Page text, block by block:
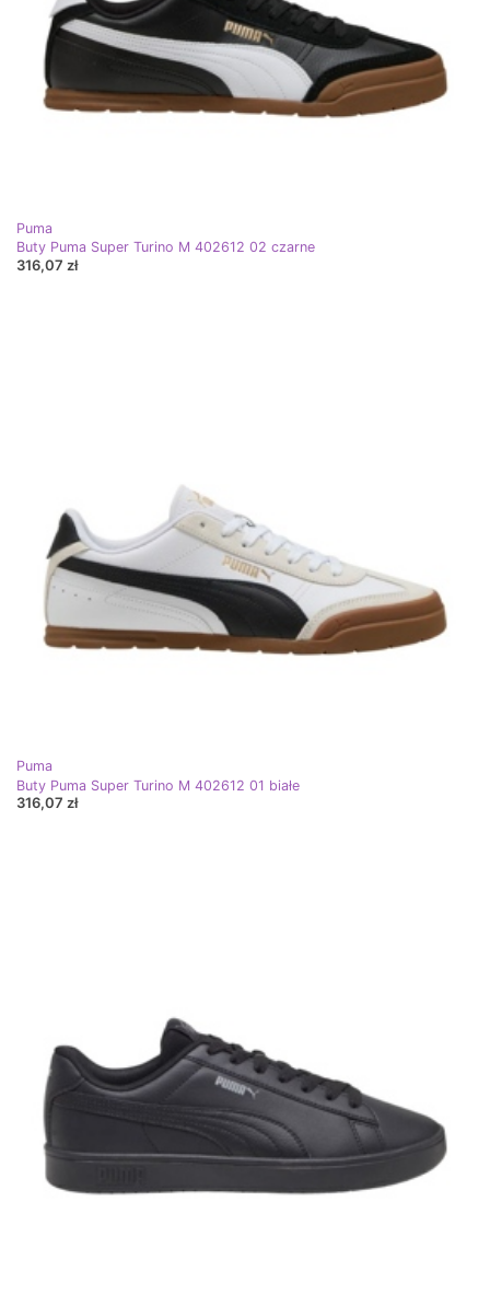
Puma
Buty Puma Super Turino M 402612 02 czarne
316,07 zł
Puma
Buty Puma Super Turino M 402612 01 białe
316,07 zł